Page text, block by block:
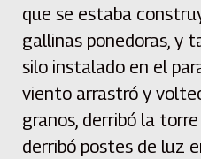
que se estaba
gallinas ponedoras, y
silo instalado en el
viento arrastró y
granos, derribó la
derribó postes de luz